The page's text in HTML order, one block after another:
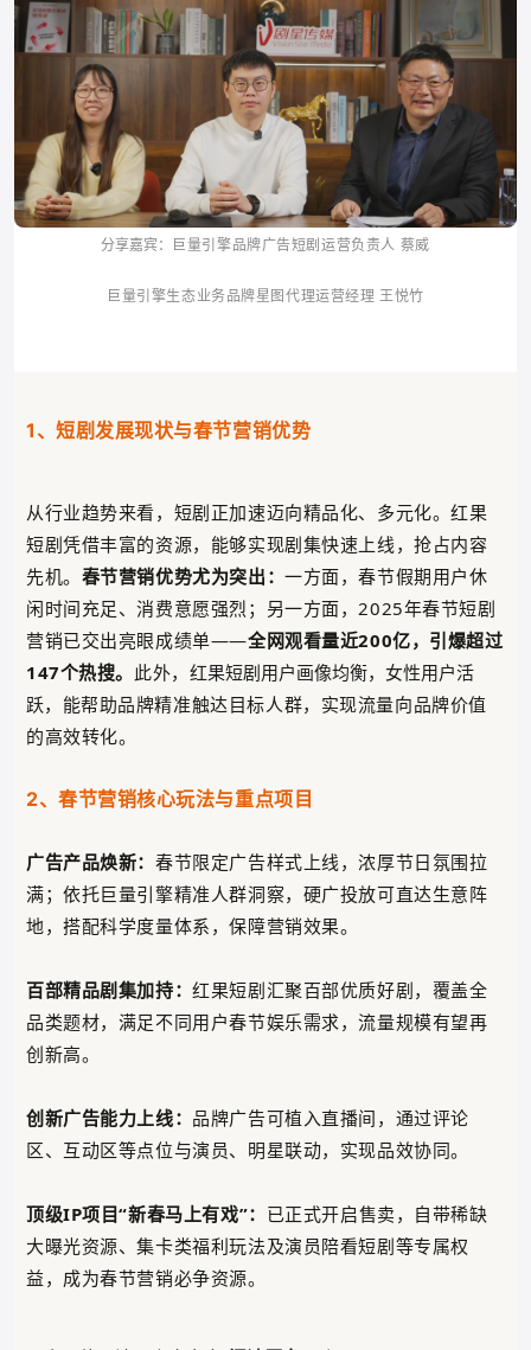
分享嘉宾： 巨量引擎品牌广告短剧运营负责人 蔡威
巨量引擎生态业务品牌星图代理运营经理 王悦竹
1、短剧发展现状与春节营销优势
从行业趋势来看，短剧正加速迈向精品化、多元化。红果
短剧凭借丰富的资源，能够实现剧集快速上线，抢占内容
先机。 春节营销优势尤为突出：一方面，春节假期用户休
闲时间充足、消费意愿强烈；另一方面，2025年春节短剧
营销已交出亮眼成绩单——全网观看量近200亿，引爆超过
147个热搜。 此外， 红果短剧用户画像均衡，女性用户活
跃，能帮助品牌精准触达目标人群，实现流量向品牌价值
的高效转化。
2、春节营销核心玩法与重点项目
广告产品焕新：春节限定广告样式上线，浓厚节日氛围拉
满；依托巨量引擎精准人群洞察，硬广投放可直达生意阵
地，搭配科学度量体系，保障营销效果。
百部精品剧集加持：红果短剧汇聚百部优质好剧，覆盖全
品类题材，满足不同用户春节娱乐需求，流量规模有望再
创新高。
创新广告能力上线： 品牌广告可植入直播间，通过评论
区、互动区等点位与演员、明星联动，实现品效协同。
顶级IP项目“新春马上有戏”： 已正式开启售卖，自带稀缺
大曝光资源、集卡类福利玩法及演员陪看短剧等专属权
益，成为春节营销必争资源。